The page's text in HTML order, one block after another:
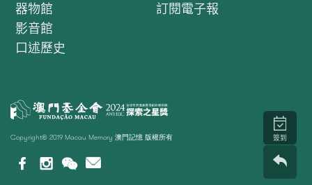
器物館
影音館
口述歷史
訂閱電子報
Copyright© 2019 Macau Memory 澳門記憶 版權所有 簽到